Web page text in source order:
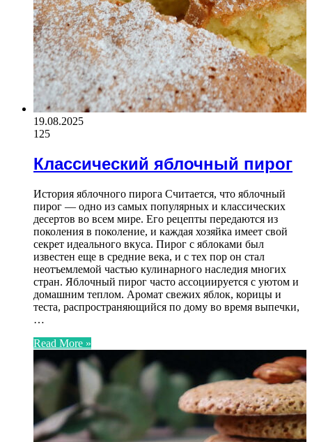
19.08.2025
125
Классический яблочный пирог
История яблочного пирога Считается, что яблочный
пирог — одно из самых популярных и классических
десертов во всем мире. Его рецепты передаются из
поколения в поколение, и каждая хозяйка имеет свой
секрет идеального вкуса. Пирог с яблоками был
известен еще в средние века, и с тех пор он стал
неотъемлемой частью кулинарного наследия многих
стран. Яблочный пирог часто ассоциируется с уютом и
домашним теплом. Аромат свежих яблок, корицы и
теста, распространяющийся по дому во время выпечки,
…
Read More »